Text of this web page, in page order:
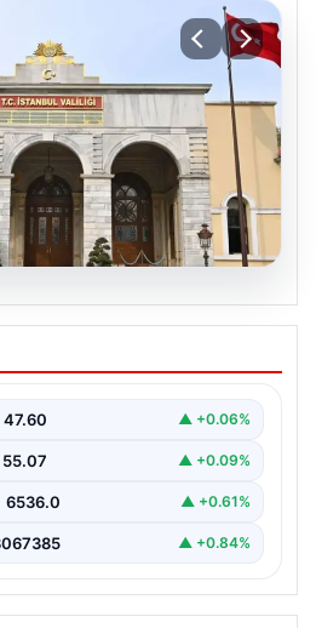
dolandırıcılık
47.60 ▲ +0.06%
55.07 ▲ +0.09%
6536.0 ▲ +0.61%
▲ +0.84%